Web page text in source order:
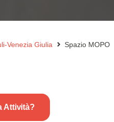
Venezia Giulia Spazio MOPO
Attività?